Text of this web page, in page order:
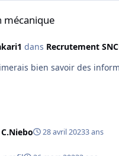
mécanique
dans Recrutement
les tâches d'un technicien en signalisation
C.Niebo 28 avril 20233 ans